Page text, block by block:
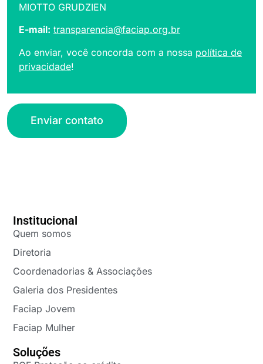
MIOTTO GRUDZIEN
E-mail: transparencia@faciap.org.br
Ao enviar, você concorda com a nossa política de
privacidade!
Enviar contato
Institucional
Quem somos
Diretoria
Coordenadorias & Associações
Galeria dos Presidentes
Faciap Jovem
Faciap Mulher
Soluções